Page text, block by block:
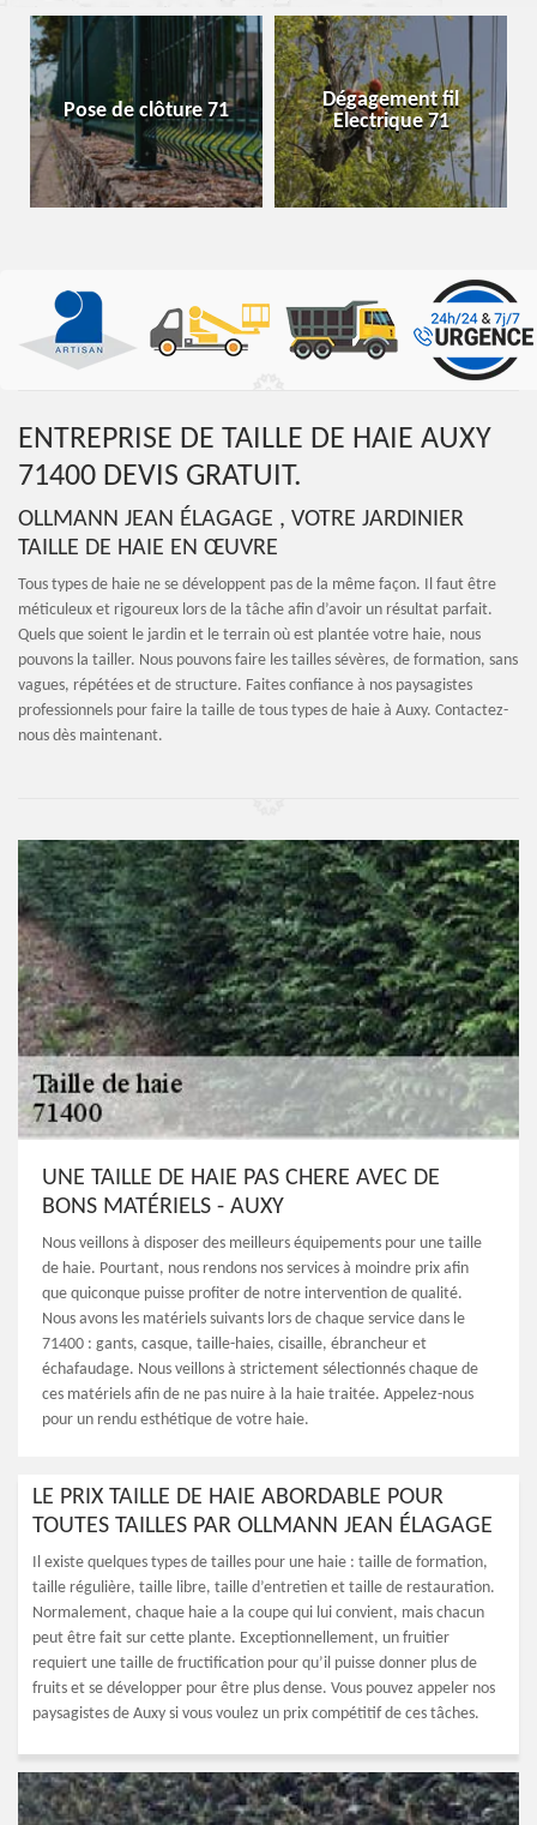
Pose de clôture 71
Dégagement fil
Electrique 71
ENTREPRISE DE TAILLE DE HAIE AUXY
71400 DEVIS GRATUIT.
OLLMANN JEAN ÉLAGAGE , VOTRE JARDINIER
TAILLE DE HAIE EN ŒUVRE
Tous types de haie ne se développent pas de la même façon. Il faut être
méticuleux et rigoureux lors de la tâche afin d’avoir un résultat parfait.
Quels que soient le jardin et le terrain où est plantée votre haie, nous
pouvons la tailler. Nous pouvons faire les tailles sévères, de formation, sans
vagues, répétées et de structure. Faites confiance à nos paysagistes
professionnels pour faire la taille de tous types de haie à Auxy. Contactez-
nous dès maintenant.
UNE TAILLE DE HAIE PAS CHERE AVEC DE
BONS MATÉRIELS - AUXY
Nous veillons à disposer des meilleurs équipements pour une taille
de haie. Pourtant, nous rendons nos services à moindre prix afin
que quiconque puisse profiter de notre intervention de qualité.
Nous avons les matériels suivants lors de chaque service dans le
71400 : gants, casque, taille-haies, cisaille, ébrancheur et
échafaudage. Nous veillons à strictement sélectionnés chaque de
ces matériels afin de ne pas nuire à la haie traitée. Appelez-nous
pour un rendu esthétique de votre haie.
LE PRIX TAILLE DE HAIE ABORDABLE POUR
TOUTES TAILLES PAR OLLMANN JEAN ÉLAGAGE
Il existe quelques types de tailles pour une haie : taille de formation,
taille régulière, taille libre, taille d’entretien et taille de restauration.
Normalement, chaque haie a la coupe qui lui convient, mais chacun
peut être fait sur cette plante. Exceptionnellement, un fruitier
requiert une taille de fructification pour qu’il puisse donner plus de
fruits et se développer pour être plus dense. Vous pouvez appeler nos
paysagistes de Auxy si vous voulez un prix compétitif de ces tâches.